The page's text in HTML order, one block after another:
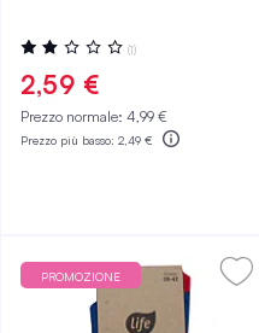
Valutazione:
40%
(1)
2,59 €
Prezzo normale: 4,99 €
Prezzo più basso: 2,49 €
PROMOZIONE